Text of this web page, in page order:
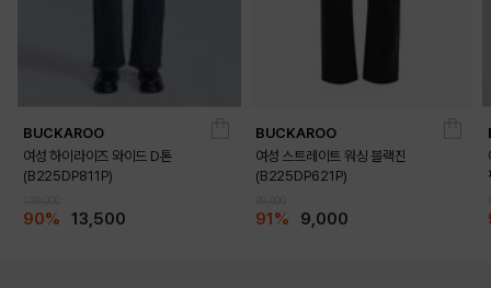
BUCKAROO
여성 하이라이즈 와이드 D톤
(B225DP811P)
90% 13,500
BUCKAROO
여성 스트레이트 워싱 블랙진
(B225DP621P)
91% 9,000